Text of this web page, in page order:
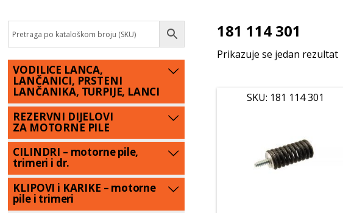
181 114 301
Prikazuje se jedan rezultat
SKU: 181 114 301
VODILICE LANCA,
LANČANICI, PRSTENI
LANČANIKA, TURPIJE, LANCI
REZERVNI DIJELOVI
ZA MOTORNE PILE
CILINDRI – motorne pile,
trimeri i dr.
KLIPOVI i KARIKE – motorne
pile i trimeri